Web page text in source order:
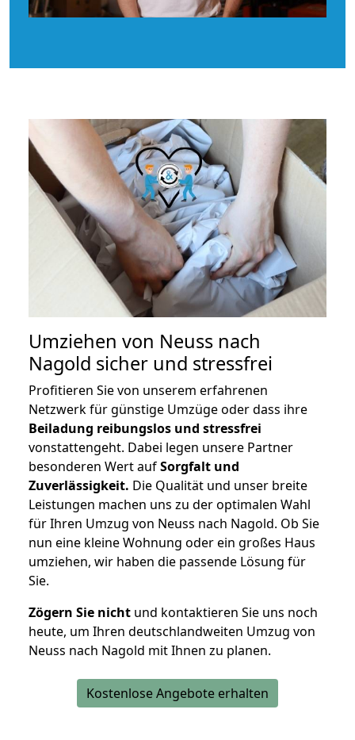
Umziehen von Neuss nach
Nagold sicher und stressfrei
Profitieren Sie von unserem erfahrenen
Netzwerk für günstige Umzüge oder dass ihre
Beiladung reibungslos und stressfrei
vonstattengeht. Dabei legen unsere Partner
besonderen Wert aufSorgfalt und
Zuverlässigkeit. Die Qualität und unser breite
Leistungen machen uns zu der optimalen Wahl
für Ihren Umzug von Neuss nach Nagold. Ob Sie
nun eine kleine Wohnung oder ein großes Haus
umziehen, wir haben die passende Lösung für
Sie.
Zögern Sie nicht und kontaktieren Sie uns noch
heute, um Ihren deutschlandweiten Umzug von
Neuss nach Nagold mit Ihnen zu planen.
Kostenlose Angebote erhalten